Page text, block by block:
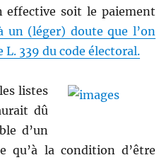
soit le paiement
(léger) doute que l’on
339 du code électoral.
listes
dû
d’un
la condition d’être